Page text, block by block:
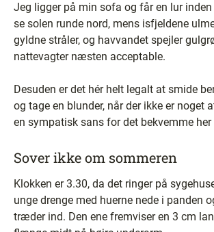
Jeg ligger på min sofa og får en lur
se solen runde nord, mens isfjeldene
gyldne stråler, og havvandet spejler
nattevagter næsten acceptable.
Desuden er det hér helt legalt at smide
og tage en blunder, når der ikke er noget
en sympatisk sans for det bekvemme her
Sover ikke om sommeren
Klokken er 3.30, da det ringer på
unge drenge med huerne nede i panden
træder ind. Den ene fremviser en 3 cm